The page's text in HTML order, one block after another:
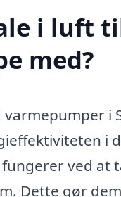
i luft
med?
i
i
ved at
Dette gør